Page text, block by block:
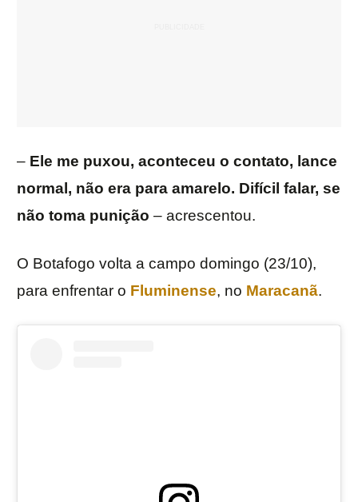
– Ele me puxou, aconteceu o contato, lance
normal, não era para amarelo. Difícil falar, se
não toma punição – acrescentou.
O Botafogo volta a campo domingo (23/10),
para enfrentar o Fluminense, no Maracanã.